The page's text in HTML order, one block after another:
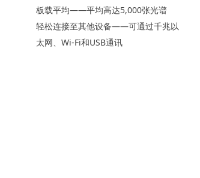
板载平均——平均高达5,000张光谱
轻松连接至其他设备——可通过千兆以
太网、Wi-Fi和USB通讯